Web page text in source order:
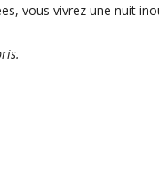
vous vivrez une nuit